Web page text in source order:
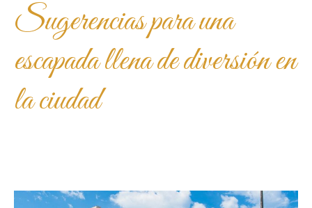
Sugerencias para una
escapada llena de diversión en
la ciudad